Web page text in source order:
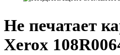
Не печатает
Xerox